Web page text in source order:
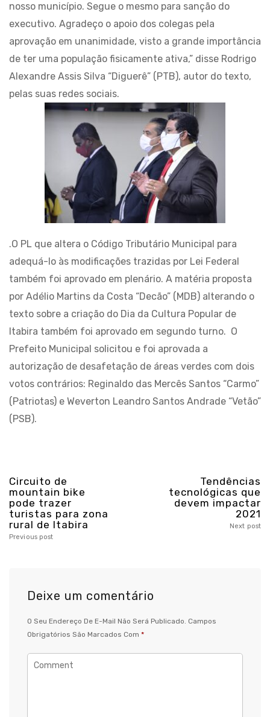
nosso município. Segue o mesmo para sanção do
executivo. Agradeço o apoio dos colegas pela
aprovação em unanimidade, visto a grande importância
de ter uma população fisicamente ativa,” disse Rodrigo
Alexandre Assis Silva “Diguerê” (PTB), autor do texto,
pelas suas redes sociais.
.O PL que altera o Código Tributário Municipal para
adequá-lo às modificações trazidas por Lei Federal
também foi aprovado em plenário. A matéria proposta
por Adélio Martins da Costa “Decão” (MDB) alterando o
texto sobre a criação do Dia da Cultura Popular de
Itabira também foi aprovado em segundo turno. O
Prefeito Municipal solicitou e foi aprovada a
autorização de desafetação de áreas verdes com dois
votos contrários: Reginaldo das Mercês Santos “Carmo”
(Patriotas) e Weverton Leandro Santos Andrade “Vetão”
(PSB).
Circuito de
mountain bike
pode trazer
turistas para zona
rural de Itabira
Previous post
Tendências
tecnológicas que
devem impactar
2021
Next post
Deixe um comentário
O Seu Endereço De E-Mail Não Será Publicado. Campos
Obrigatórios São Marcados Com *